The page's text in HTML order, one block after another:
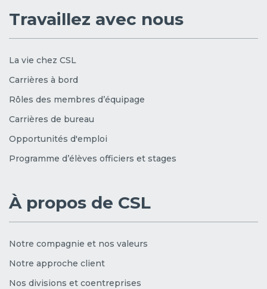
Travaillez avec nous
La vie chez CSL
Carrières à bord
Rôles des membres d’équipage
Carrières de bureau
Opportunités d'emploi
Programme d’élèves officiers et stages
À propos de CSL
Notre compagnie et nos valeurs
Notre approche client
Nos divisions et coentreprises